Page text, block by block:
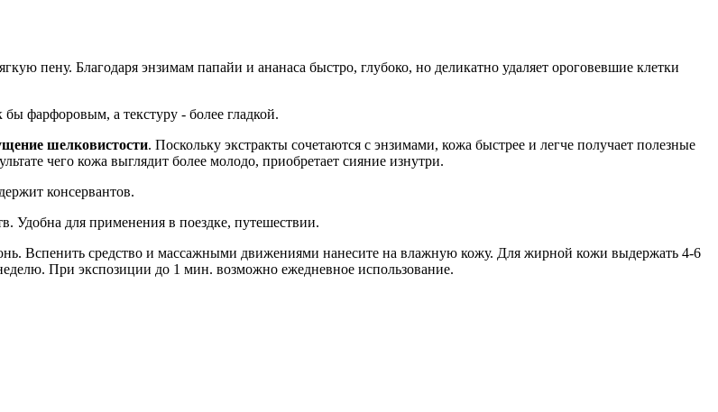
пену. Благодаря энзимам папайи и ананаса быстро, глубоко, но деликатно удаляет ороговевшие клетки
фарфоровым, а текстуру - более гладкой.
шелковистости. Поскольку экстракты сочетаются с энзимами, кожа быстрее и легче получает полезные
чего кожа выглядит более молодо, приобретает сияние изнутри.
консервантов.
Удобна для применения в поездке, путешествии.
Вспенить средство и массажными движениями нанесите на влажную кожу. Для жирной кожи выдержать 4-6
При экспозиции до 1 мин. возможно ежедневное использование.